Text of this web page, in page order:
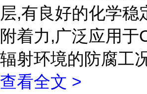
层,有良好的化学稳
附着力,广泛应用于
辐射环境的防腐工
查看全文 >